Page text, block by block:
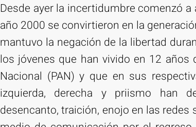
Desde ayer la incertidumbre comenzó
año 2000 se convirtieron en la
mantuvo la negación de la libertad
los jóvenes que han vivido en 12 años
Nacional (PAN) y que en sus
izquierda, derecha y priismo han
desencanto, traición, enojo en las